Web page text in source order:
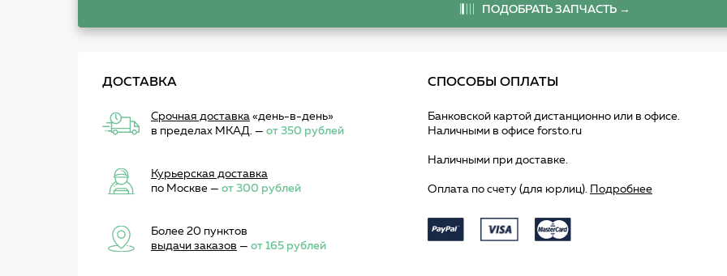
ПОДОБРАТЬ ЗАПЧАСТЬ →
ДОСТАВКА
Срочная доставка «день-в-день»
в пределах МКАД. — от 350 рублей
Курьерская доставка
по Москве — от 300 рублей
Более 20 пунктов
выдачи заказов — от 165 рублей
СПОСОБЫ ОПЛАТЫ
Банковской картой дистанционно или в офисе.
Наличными в офисе forsto.ru
Наличными при доставке.
Оплата по счету (для юрлиц). Подробнее